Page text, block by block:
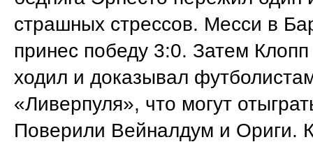
страшных стрессов. Месси в
принес победу 3:0. Затем
ходил и доказывал
«Ливерпуля», что могут
Поверили Вейналдум и Ориги.